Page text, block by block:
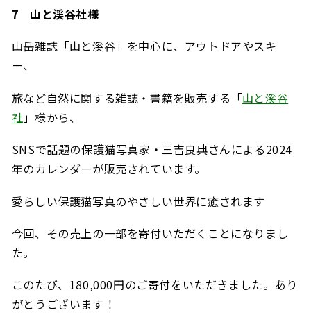
7 山と渓谷社様
山岳雑誌「山と溪谷」を中心に、アウトドアやスキ
ー、
旅など自然に関する雑誌・書籍を販売する「山と溪谷
社 」様から、
SNSで話題の保護猫写真家・三吉良典さんによる2024
年のカレンダーが販売されています。
愛らしい保護猫写真のやさしい世界に癒されます
今回、その売上の一部を寄付いただくことになりまし
た。
このたび、180,000円のご寄付をいただきました。あり
がとうございます！